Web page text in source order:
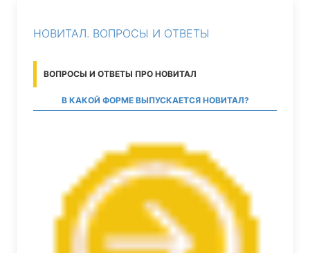
НОВИТАЛ. ВОПРОСЫ И ОТВЕТЫ
ВОПРОСЫ И ОТВЕТЫ ПРО НОВИТАЛ
В КАКОЙ ФОРМЕ ВЫПУСКАЕТСЯ НОВИТАЛ?